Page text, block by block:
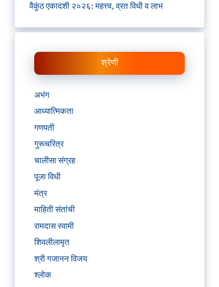
वैकुंठ एकादशी २०२६: महत्त्व, व्रत विधी व लाभ
श्रेणी
अभंग
आध्यात्मिकता
गणपती
गुरूचरित्र
चालीसा संग्रह
पूजा विधी
मंत्र
माहिती संतांची
रामदास स्वामी
शिवलीलामृत
श्री गजानन विजय
श्लोक